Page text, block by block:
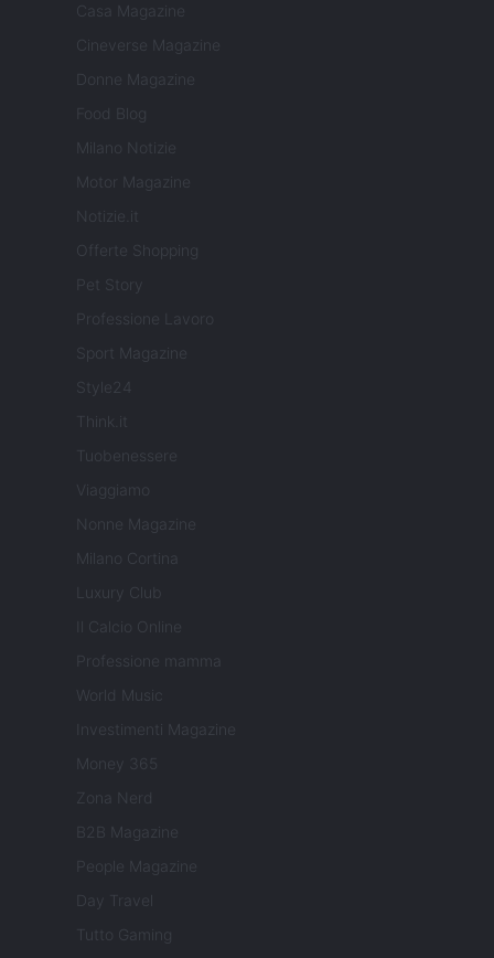
Casa Magazine
Cineverse Magazine
Donne Magazine
Food Blog
Milano Notizie
Motor Magazine
Notizie.it
Offerte Shopping
Pet Story
Professione Lavoro
Sport Magazine
Style24
Think.it
Tuobenessere
Viaggiamo
Nonne Magazine
Milano Cortina
Luxury Club
Il Calcio Online
Professione mamma
World Music
Investimenti Magazine
Money 365
Zona Nerd
B2B Magazine
People Magazine
Day Travel
Tutto Gaming